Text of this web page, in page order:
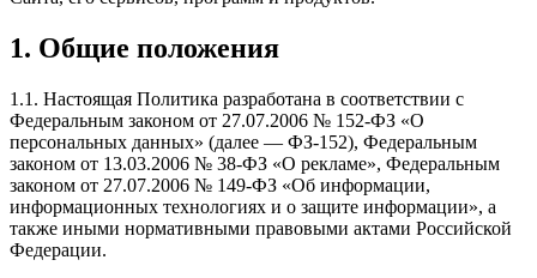
1. Общие положения
1.1. Настоящая Политика разработана в соответствии с
Федеральным законом от 27.07.2006 № 152-ФЗ «О
персональных данных» (далее — ФЗ-152), Федеральным
законом от 13.03.2006 № 38-ФЗ «О рекламе», Федеральным
законом от 27.07.2006 № 149-ФЗ «Об информации,
информационных технологиях и о защите информации», а
также иными нормативными правовыми актами Российской
Федерации.